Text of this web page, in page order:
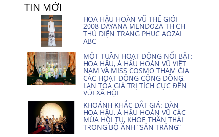
TIN MỚI
HOA HẬU HOÀN VŨ THẾ GIỚI
2008 DAYANA MENDOZA THÍCH
THÚ DIỆN TRANG PHỤC AOZAI
ABC
MỘT TUẦN HOẠT ĐỘNG NỔI BẬT:
HOA HẬU, Á HẬU HOÀN VŨ VIỆT
NAM VÀ MISS COSMO THAM GIA
CÁC HOẠT ĐỘNG CỘNG ĐỒNG,
LAN TỎA GIÁ TRỊ TÍCH CỰC ĐẾN
VỚI XÃ HỘI
KHOẢNH KHẮC ĐẮT GIÁ: DÀN
HOA HẬU, Á HẬU HOÀN VŨ CÁC
MÙA HỘI TỤ, KHOE THẦN THÁI
TRONG BỘ ẢNH “SĂN TRĂNG”